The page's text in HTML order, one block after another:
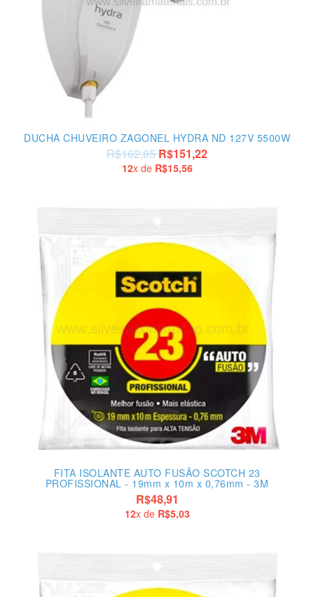
DUCHA CHUVEIRO ZAGONEL HYDRA ND 127V 5500W
R$162,85 R$151,22
12x de R$15,56
FITA ISOLANTE AUTO FUSÃO SCOTCH 23
PROFISSIONAL - 19mm x 10m x 0,76mm - 3M
R$48,91
12x de R$5,03